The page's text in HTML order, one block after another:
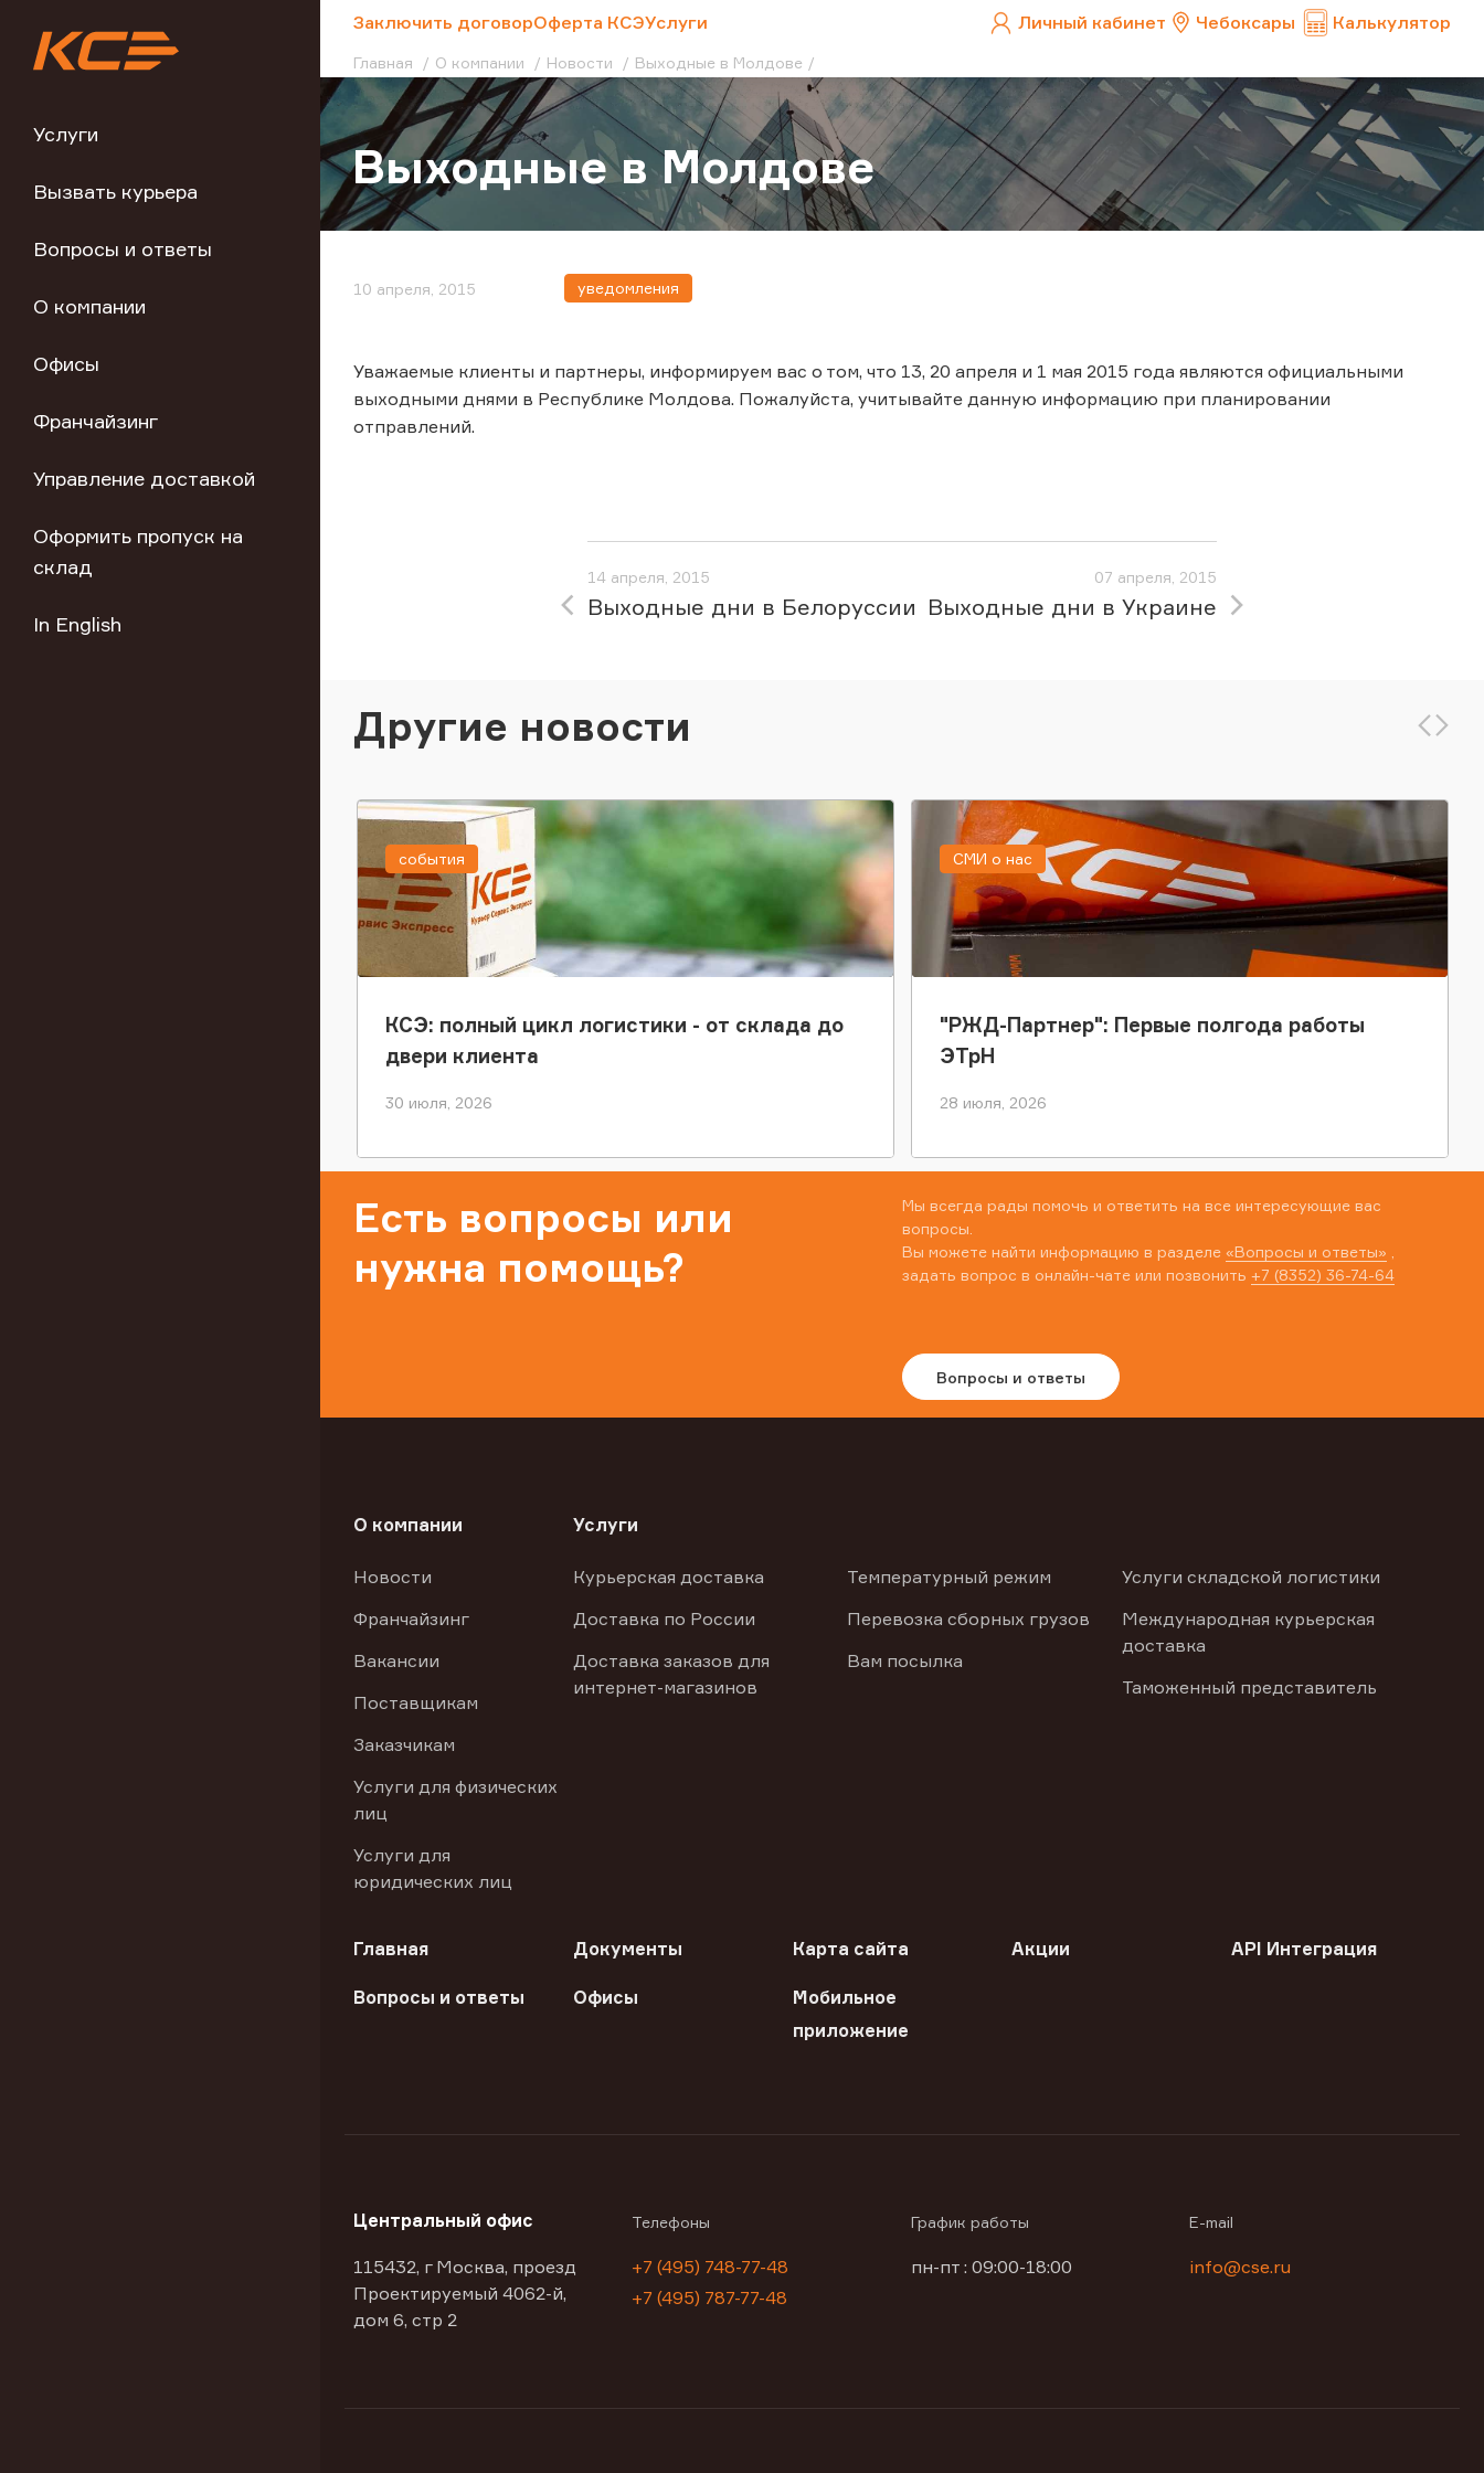
Услуги
Вызвать курьера
Вопросы и ответы
О компании
Офисы
Франчайзинг
Управление доставкой
Оформить пропуск на
склад
In English
Заключить договорОферта КСЭУслуги Личный кабинет Чебоксары Калькулятор
Главная О компании Новости Выходные в Молдове
Выходные в Молдове
10 апреля, 2015 уведомления
Уважаемые клиенты и партнеры, информируем вас о том, что 13, 20 апреля и 1 мая 2015 года являются официальными
выходными днями в Республике Молдова. Пожалуйста, учитывайте данную информацию при планировании
отправлений.
14 апреля, 2015
Выходные дни в Белоруссии
07 апреля, 2015
Выходные дни в Украине
Другие новости
КСЭ: полный цикл логистики - от склада до
двери клиента
30 июля, 2026
события
"РЖД-Партнер": Первые полгода работы
ЭТрН
28 июля, 2026
СМИ о нас
Есть вопросы или
нужна помощь?
Мы всегда рады помочь и ответить на все интересующие вас
вопросы.
Вы можете найти информацию в разделе «Вопросы и ответы»
задать вопрос в онлайн-чате или позвонить +7 (8352) 36-74-64
Вопросы и ответы
О компании
Новости
Франчайзинг
Вакансии
Поставщикам
Заказчикам
Услуги для физических
лиц
Услуги для
юридических лиц
Услуги
Курьерская доставка
Доставка по России
Доставка заказов для
интернет-магазинов
Температурный режим
Перевозка сборных грузов
Вам посылка
Услуги складской логистики
Международная курьерская
доставка
Таможенный представитель
Главная Документы Карта сайта Акции API Интеграция
Вопросы и ответы Офисы
Мобильное
приложение
Центральный офис
115432, г Москва, проезд
Проектируемый 4062-й,
дом 6, стр 2
Телефоны
+7 (495) 748-77-48
+7 (495) 787-77-48
График работы
пн-пт : 09:00-18:00
E-mail
info@cse.ru